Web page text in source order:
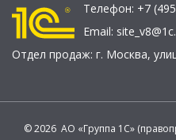
Телефон: +7
Email:
Отдел продаж: г. Москва,
© 2026 АО «Группа 1С»